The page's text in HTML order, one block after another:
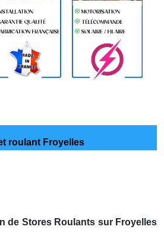
roulant Froyelles
de Stores Roulants sur Froyelles